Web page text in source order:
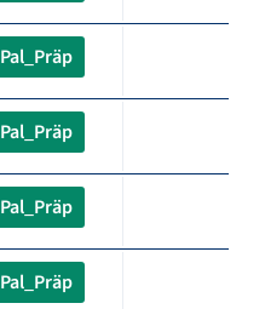
Pal_Präp
Pal_Präp
Pal_Präp
Pal_Präp